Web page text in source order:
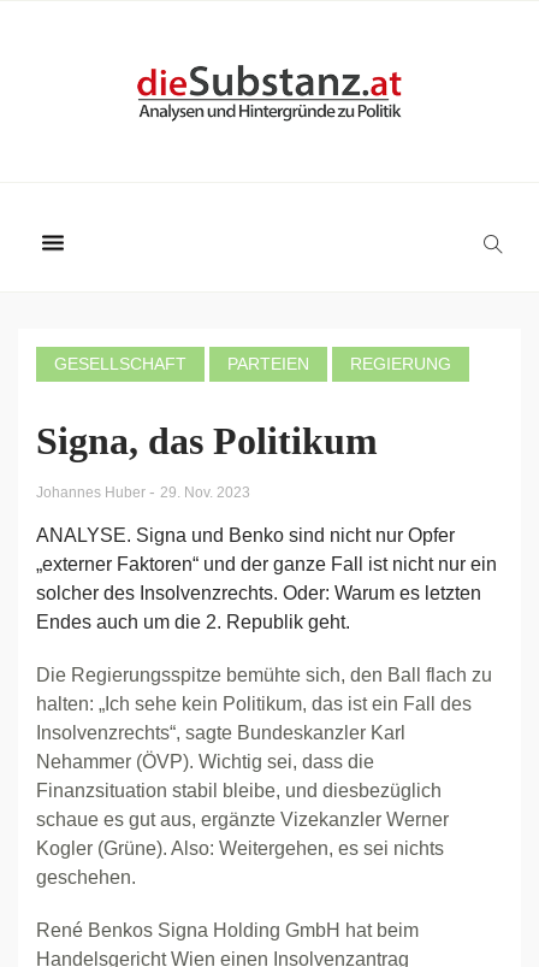
GESELLSCHAFT PARTEIEN REGIERUNG
Signa, das Politikum
Johannes Huber - 29. Nov. 2023
ANALYSE. Signa und Benko sind nicht nur Opfer
„externer Faktoren“ und der ganze Fall ist nicht nur ein
solcher des Insolvenzrechts. Oder: Warum es letzten
Endes auch um die 2. Republik geht.
Die Regierungsspitze bemühte sich, den Ball flach zu
halten: „Ich sehe kein Politikum, das ist ein Fall des
Insolvenzrechts“, sagte Bundeskanzler Karl
Nehammer (ÖVP). Wichtig sei, dass die
Finanzsituation stabil bleibe, und diesbezüglich
schaue es gut aus, ergänzte Vizekanzler Werner
Kogler (Grüne). Also: Weitergehen, es sei nichts
geschehen.
René Benkos Signa Holding GmbH hat beim
Handelsgericht Wien einen Insolvenzantrag